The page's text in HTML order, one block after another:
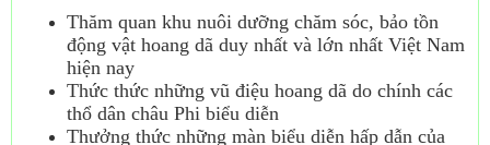
Thăm quan khu nuôi dưỡng chăm sóc, bảo tồn
động vật hoang dã duy nhất và lớn nhất Việt Nam
hiện nay
Thức thức những vũ điệu hoang dã do chính các
thổ dân châu Phi biểu diễn
Thưởng thức những màn biểu diễn hấp dẫn của